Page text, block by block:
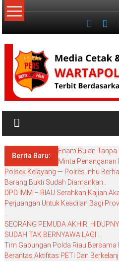
Lompat
ke
NKRI
BlogBerita Baru:
Enam Bulan
Minta Penanganan
Polsek Kelayang — Polres Inhu
Barang Bukti Sudah Diamankan..
DPD IMM – RIAU Serahkan Kajian
Perjuangan Untuk Keadilan Bagi
SEORANG PEMUDA AKHIRI
SUDAH TAK BERNYAWA LAGI …
Tim Gabungan Polda Riau
Berantas Aktifitas PETI Dan